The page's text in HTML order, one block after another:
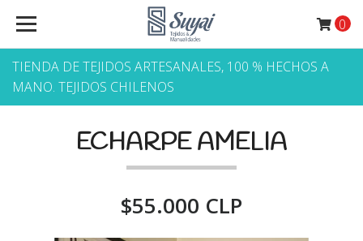
TIENDA DE TEJIDOS ARTESANALES, 100 % HECHOS A
MANO. TEJIDOS CHILENOS
0
ECHARPE AMELIA
$55.000 CLP